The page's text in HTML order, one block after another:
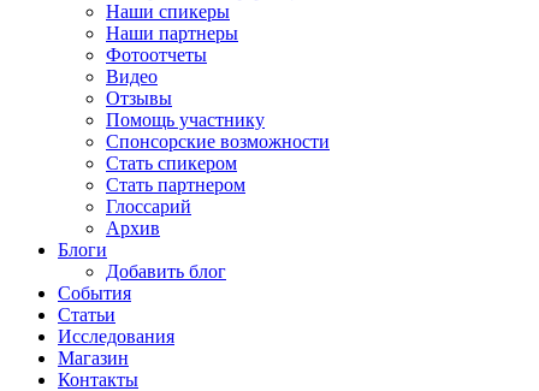
Наши спикеры
Наши партнеры
Фотоотчеты
Видео
Отзывы
Помощь участнику
Спонсорские возможности
Стать спикером
Стать партнером
Глоссарий
Архив
Блоги
Добавить блог
События
Статьи
Исследования
Магазин
Контакты